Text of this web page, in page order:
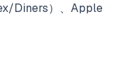
Diners）、Apple